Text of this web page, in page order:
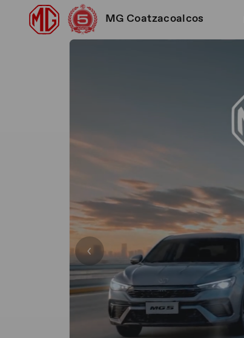
MG Coatzacoalcos